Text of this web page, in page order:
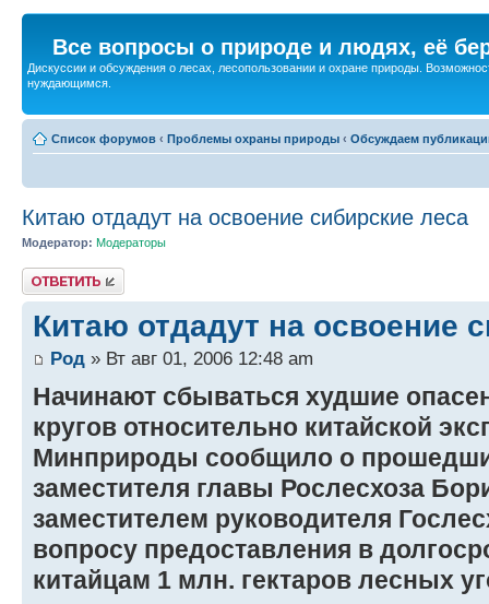
Все вопросы о природе и людях, её
Дискуссии и обсуждения о лесах, лесопользовании и охране природы.
нуждающимся.
Список форумов ‹ Проблемы охраны природы ‹ Обсуждаем
Китаю отдадут на освоение сибирские леса
Модератор: Модераторы
Ответить
Китаю отдадут на освоение
Род » Вт авг 01, 2006 12:48 am
Начинают сбываться худшие
кругов относительно китайской
Минприроды сообщило о
заместителя главы Рослесхоза
заместителем руководителя
вопросу предоставления в
китайцам 1 млн. гектаров лесных